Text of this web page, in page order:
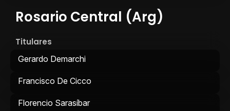
Rosario Central (Arg)
Titulares
Gerardo Demarchi
Francisco De Cicco
Florencio Sarasíbar